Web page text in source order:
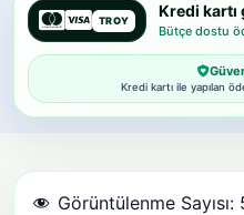
TROY
Kredi
Bütçe dostu
Kredi kartı ile yapılan
Görüntülenme Sayısı: